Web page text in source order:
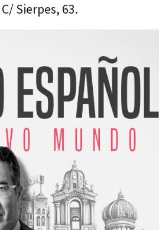
Sierpes, 63.